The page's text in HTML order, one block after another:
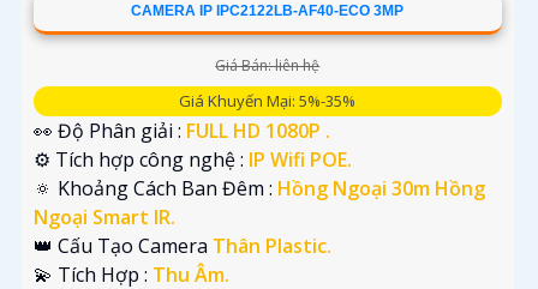
CAMERA IP IPC2122LB-AF40-ECO 3MP
Giá Bán: liên hệ
Giá Khuyến Mại: 5%-35%
👀 Độ Phân giải : FULL HD 1080P .
⚙ Tích hợp công nghệ : IP Wifi POE.
🔅 Khoảng Cách Ban Đêm : Hồng Ngoại 30m Hồng
Ngoại Smart IR.
👑 Cấu Tạo Camera Thân Plastic.
️💫 Tích Hợp : Thu Âm.